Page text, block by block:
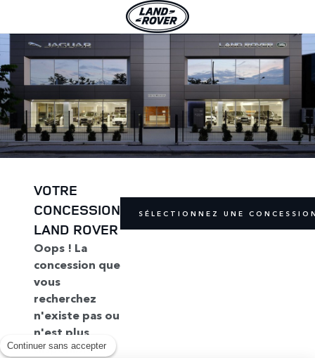
Continuer sans accepter
VOTRE
CONCESSION
LAND ROVER
Oops ! La
concession que
vous
recherchez
n'existe pas ou
n'est plus
disponible.
SÉLECTIONNEZ UNE